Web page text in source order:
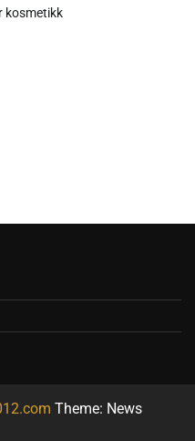
kosmetikk
Theme: News